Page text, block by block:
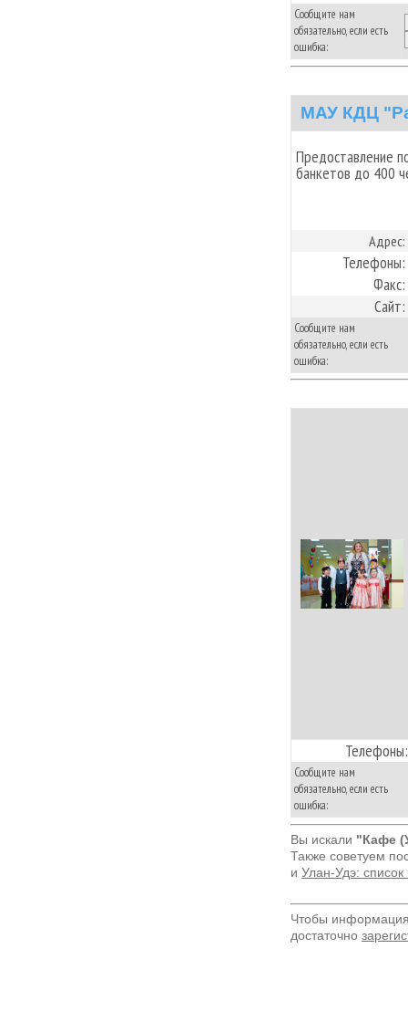
Сообщите нам
обязательно, если есть
ошибка:
МАУ КДЦ
Предоставление
банкетов до 400
Адрес:
Телефоны:
Факс:
Сайт:
Сообщите нам
обязательно, если есть
ошибка:
Телефоны:
Сообщите нам
обязательно, если есть
ошибка:
Вы искали "Кафе
Также советуем
и Улан-Удэ:
Чтобы
достаточно